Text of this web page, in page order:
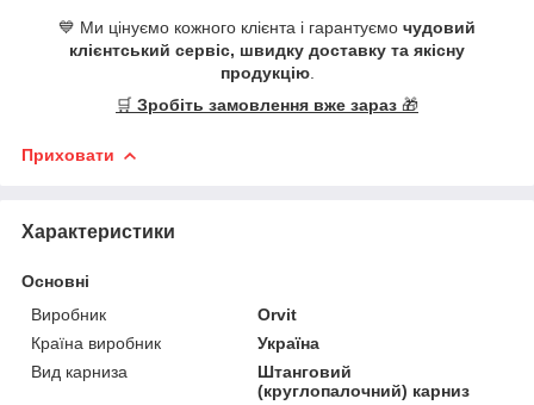
💙 Ми цінуємо кожного клієнта і гарантуємо чудовий
клієнтський сервіс, швидку доставку та якісну
продукцію.
🛒 Зробіть замовлення вже зараз 🎁
Приховати
Характеристики
Основні
Виробник
Orvit
Країна виробник
Україна
Вид карниза
Штанговий
(круглопалочний) карниз